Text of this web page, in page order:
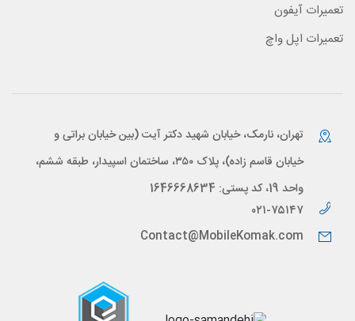
تعمیرات آیفون
تعمیرات اپل واچ
تهران، نارمک، خیابان شهید دکتر آیت (بین خیابان براتی و
خیابان قاسم زاده)، پلاک ۳۵۰، ساختمان اسپیدار، طبقه ششم،
واحد 19، کد پستی: 1646668634
۰۲۱-۷۵۱۴۷
Contact@MobileKomak.com